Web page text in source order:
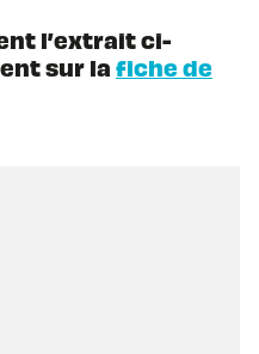
l’extrait ci-
sur la fiche de